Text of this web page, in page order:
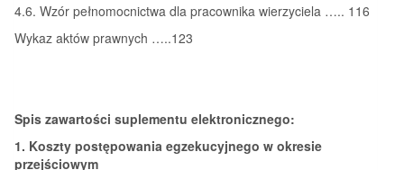
4.6. Wzór pełnomocnictwa dla pracownika wierzyciela ….. 116
Wykaz aktów prawnych …..123
Spis zawartości suplementu elektronicznego:
1. Koszty postępowania egzekucyjnego w okresie
przejściowym